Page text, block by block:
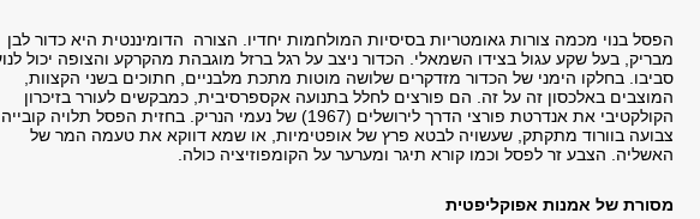
הפסל בנוי מכמה צורות גאומטריות בסיסיות המולחמות יחדיו. הצורה הדומיננטית היא כדור לבן
מבריק, בעל שקע עגול בצידו השמאלי. הכדור ניצב על רגל ברזל מוגבהת מהקרקע והצופה יכול
סביבו. בחלקו הימני של הכדור מזדקרים שלושה מוטות מתכת מלבניים, חתוכים בשני הקצוות,
המוצבים באלכסון זה על זה. הם פורצים לחלל בתנועה אקספרסיבית, כמבקשים לעורר בזיכרון
הקולקטיבי את אנדרטת פורצי הדרך לירושלים (1967) של נעמי הנריק. בחזית הפסל תלויה קובייה
צבועה בוורוד מתקתק, שעשויה לבטא פרץ של אופטימיות, או שמא דווקא את טעמה המר של
האשליה. הצבע זר לפסל וכמו קורא תיגר ומערער על הקומפוזיציה כולה.
מסורת של אמנות אפוקליפטית